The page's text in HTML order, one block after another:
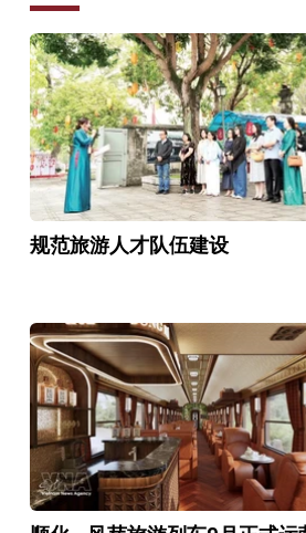
规范旅游人才队伍建设